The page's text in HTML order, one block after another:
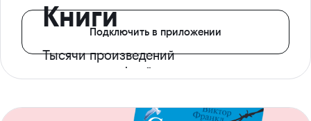
Книги
Тысячи произведений
с доступом офлайн
Подключить в приложении